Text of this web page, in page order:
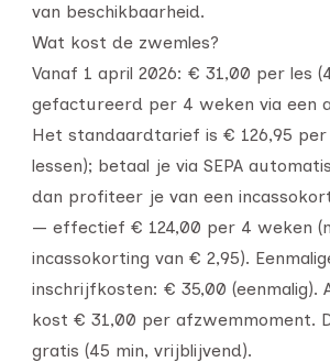
van beschikbaarheid.
Wat kost de zwemles?
Vanaf 1 april 2026: € 31,00 per les
gefactureerd per 4 weken via een
Het standaardtarief is € 126,95
lessen); betaal je via SEPA
dan profiteer je van een
— effectief € 124,00 per 4 weken
incassokorting van € 2,95).
inschrijfkosten: € 35,00 (eenmalig).
kost € 31,00 per afzwemmoment.
gratis (45 min, vrijblijvend).